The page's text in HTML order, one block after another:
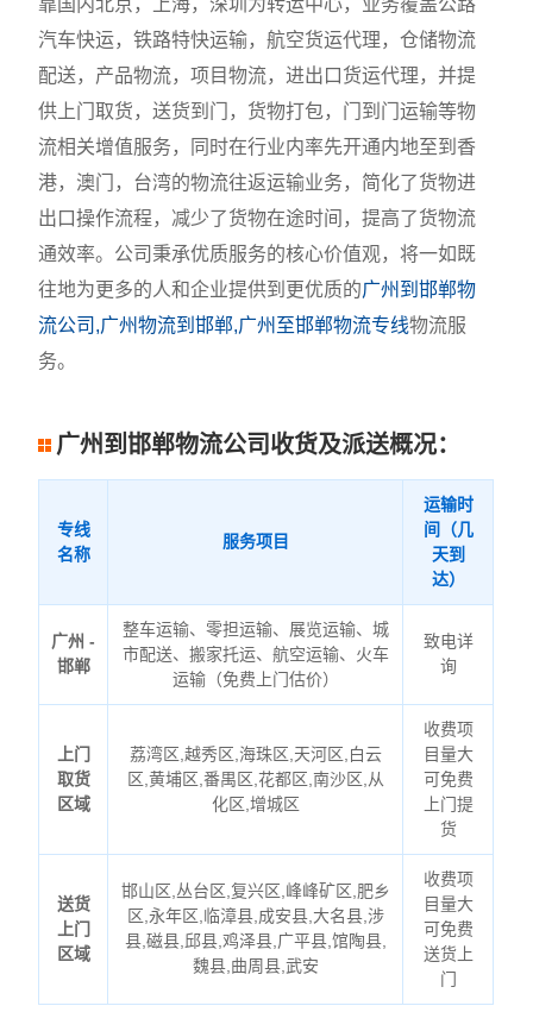
靠国内北京，上海，深圳为转运中心，业务覆盖公路
汽车快运，铁路特快运输，航空货运代理，仓储物流
配送，产品物流，项目物流，进出口货运代理，并提
供上门取货，送货到门，货物打包，门到门运输等物
流相关增值服务，同时在行业内率先开通内地至到香
港，澳门，台湾的物流往返运输业务，简化了货物进
出口操作流程，减少了货物在途时间，提高了货物流
通效率。公司秉承优质服务的核心价值观，将一如既
往地为更多的人和企业提供到更优质的广州到邯郸物
流公司,广州物流到邯郸,广州至邯郸物流专线物流服
务。
广州到邯郸物流公司收货及派送概况：
专线
名称
服务项目
运输时
间（几
天到
达）
广州 -
邯郸
整车运输、零担运输、展览运输、城
市配送、搬家托运、航空运输、火车
运输（免费上门估价）
致电详
询
上门
取货
区域
荔湾区,越秀区,海珠区,天河区,白云
区,黄埔区,番禺区,花都区,南沙区,从
化区,增城区
收费项
目量大
可免费
上门提
货
送货
上门
区域
邯山区,丛台区,复兴区,峰峰矿区,肥乡
区,永年区,临漳县,成安县,大名县,涉
县,磁县,邱县,鸡泽县,广平县,馆陶县,
魏县,曲周县,武安
收费项
目量大
可免费
送货上
门